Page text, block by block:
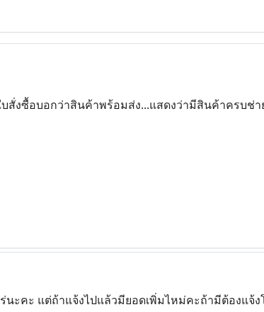
สั่งซื้อบอกว่าสินค้าพร้อมส่ง...แสดงว่ามีสินค้าครบช่
นะคะ แต่ถ้าแจ้งไปแล้วมียอดเพิ่มไหม่คะถ้ามีต้องแจ้